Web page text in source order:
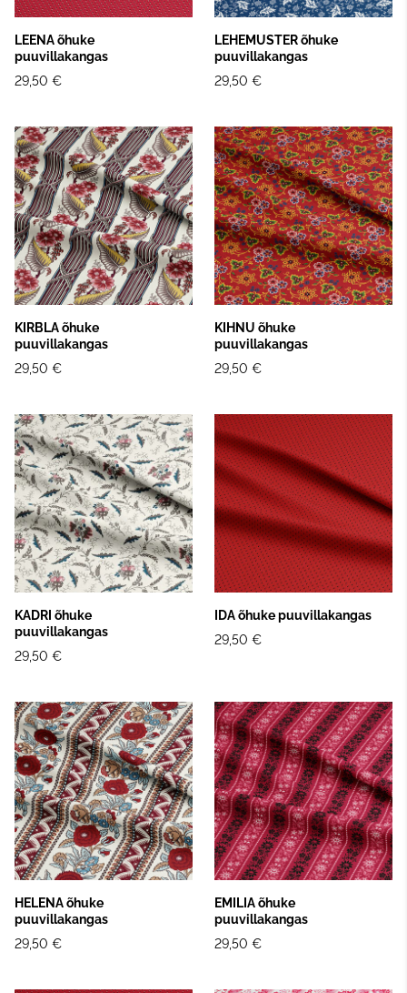
LEENA õhuke
puuvillakangas
29,50 €
LEHEMUSTER õhuke
puuvillakangas
29,50 €
KIRBLA õhuke
puuvillakangas
29,50 €
KIHNU õhuke
puuvillakangas
29,50 €
KADRI õhuke
puuvillakangas
29,50 €
IDA õhuke puuvillakangas
29,50 €
HELENA õhuke
puuvillakangas
29,50 €
EMILIA õhuke
puuvillakangas
29,50 €